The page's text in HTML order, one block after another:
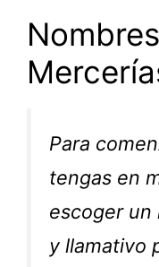
Para
tengas en
escoger un
y llamativo